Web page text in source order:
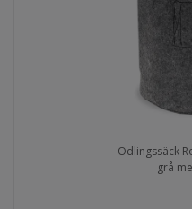
Odlingssäck
grå